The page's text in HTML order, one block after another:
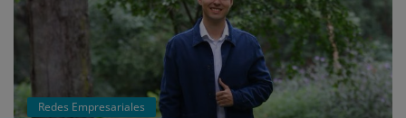
Redes Empresariales